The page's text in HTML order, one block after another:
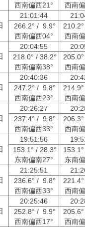
西南偏西21°
西南
21:01:44
266.2° / 9.9°
西南偏西04°
西南
20:04:55
218.0° / 38.2°
西南偏南38°
西南
20:40:36
247.2° / 9.8°
西南偏西23°
西南
20:26:27
237.4° / 9.8°
西南偏西33°
西南
19:51:56
153.1° / 28.3°
东南偏南27°
东南
21:25:51
236.6° / 9.8°
西南偏西33°
西南
20:25:46
252.8° / 9.9°
西南偏西17°
西南